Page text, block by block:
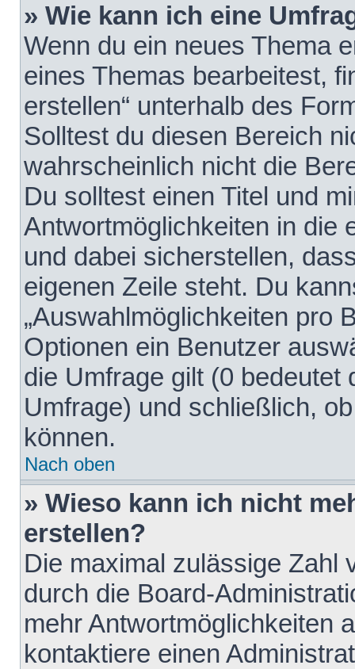
» Wie kann ich eine
Wenn du ein neues Thema
eines Themas bearbeitest,
erstellen“ unterhalb des
Solltest du diesen Bereich
wahrscheinlich nicht die
Du solltest einen Titel und
Antwortmöglichkeiten in die
und dabei sicherstellen,
eigenen Zeile steht. Du
„Auswahlmöglichkeiten pro
Optionen ein Benutzer
die Umfrage gilt (0 bedeutet
Umfrage) und schließlich,
können.
Nach oben
» Wieso kann ich nicht
erstellen?
Die maximal zulässige Zahl
durch die Board-
mehr Antwortmöglichkeiten
kontaktiere einen